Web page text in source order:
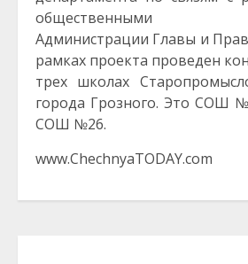
общественными
Администрации Главы и
рамках проекта проведен
трех школах
города Грозного. Это
СОШ №26.
www.ChechnyaTODAY.com